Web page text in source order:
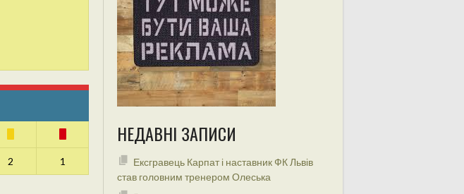
2 1
НЕДАВНІ ЗАПИСИ
Ексгравець Карпат і наставник ФК Львів
став головним тренером Олеська